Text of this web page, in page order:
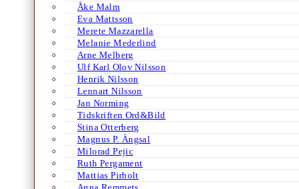
Åke Malm
Eva Mattsson
Merete Mazzarella
Melanie Mederlind
Arne Melberg
Ulf Karl Olov Nilsson
Henrik Nilsson
Lennart Nilsson
Jan Norming
Tidskriften Ord&Bild
Stina Otterberg
Magnus P. Ängsal
Milorad Pejic
Ruth Pergament
Mattias Pirholt